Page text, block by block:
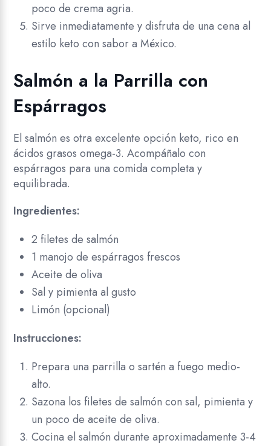
poco de crema agria.
Sirve inmediatamente y disfruta de una cena al
estilo keto con sabor a México.
Salmón a la Parrilla con
Espárragos
El salmón es otra excelente opción keto, rico en
ácidos grasos omega-3. Acompáñalo con
espárragos para una comida completa y
equilibrada.
Ingredientes:
2 filetes de salmón
1 manojo de espárragos frescos
Aceite de oliva
Sal y pimienta al gusto
Limón (opcional)
Instrucciones:
Prepara una parrilla o sartén a fuego medio-
alto.
Sazona los filetes de salmón con sal, pimienta y
un poco de aceite de oliva.
Cocina el salmón durante aproximadamente 3-4